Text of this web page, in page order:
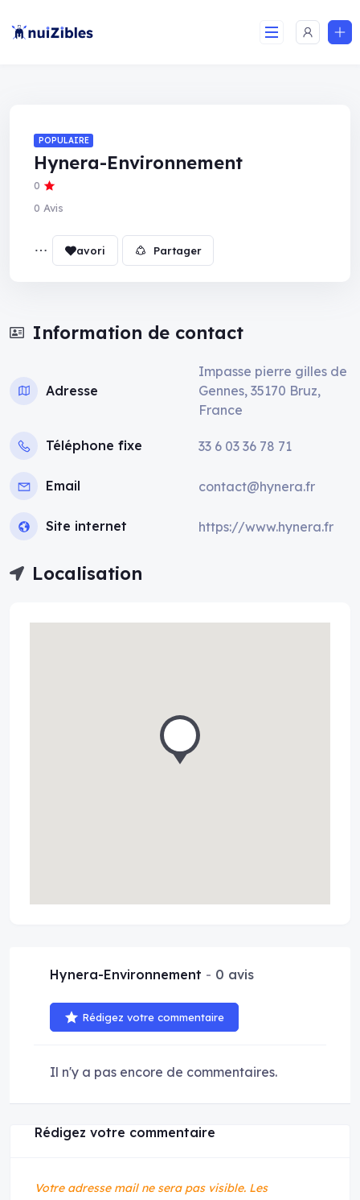
Hynera-Environnement
POPULAIRE
0
0 Avis
Partager
Information de contact
Adresse
Impasse pierre gilles de
Gennes, 35170 Bruz,
France
Téléphone fixe 33 6 03 36 78 71
Email contact@hynera.fr
Site internet https://www.hynera.fr
Localisation
Hynera-Environnement 0 avis
Rédigez votre commentaire
Il n'y a pas encore de commentaires.
Rédigez votre commentaire
Votre adresse mail ne sera pas visible. Les